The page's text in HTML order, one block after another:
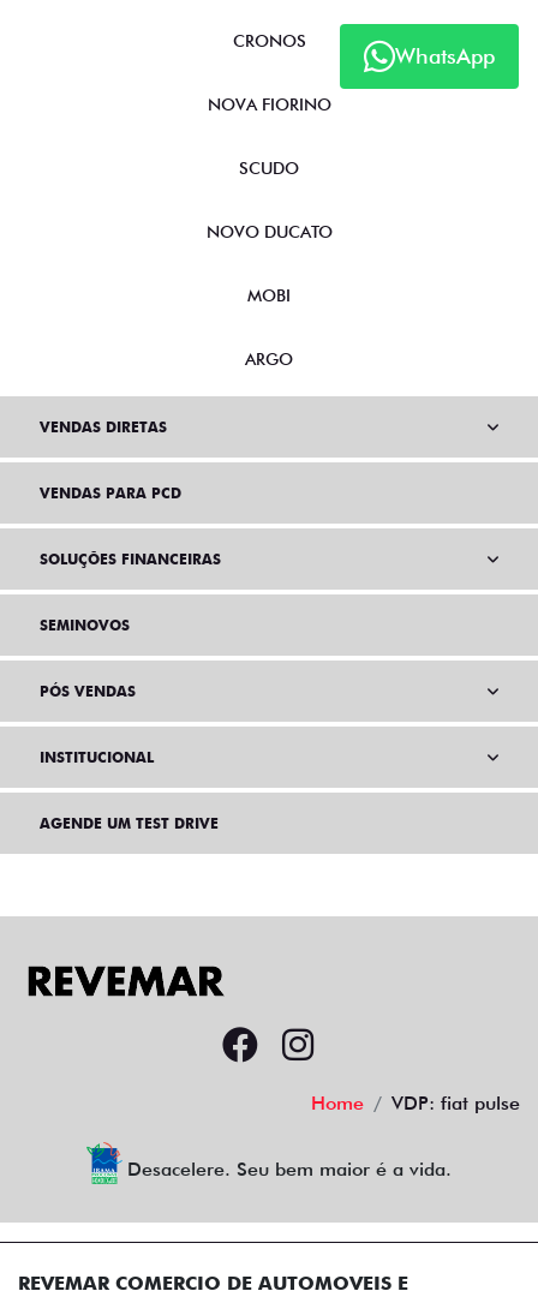
WhatsApp
CRONOS
NOVA FIORINO
SCUDO
NOVO DUCATO
MOBI
ARGO
VENDAS DIRETAS
VENDAS PARA PCD
SOLUÇÕES FINANCEIRAS
SEMINOVOS
PÓS VENDAS
INSTITUCIONAL
AGENDE UM TEST DRIVE
Home VDP: fiat pulse
Desacelere. Seu bem maior é a vida.
REVEMAR COMERCIO DE AUTOMOVEIS E